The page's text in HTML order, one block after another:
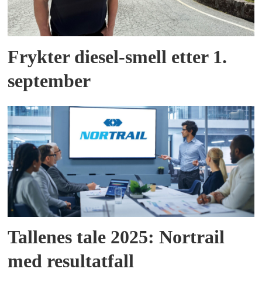
Frykter diesel-smell etter 1.
september
Tallenes tale 2025: Nortrail
med resultatfall